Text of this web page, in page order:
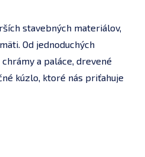
stavebných materiálov,
Od jednoduchých
a paláce, drevené
kúzlo, ktoré nás priťahuje